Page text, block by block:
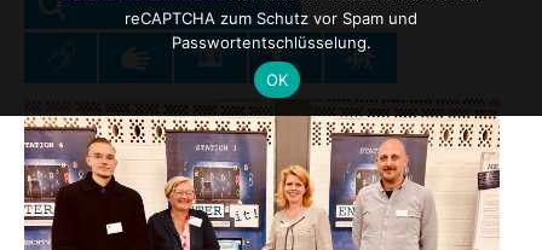
for:
reCAPTCHA zum Schutz vor Spam und
Passwortentschlüsselung.
OK